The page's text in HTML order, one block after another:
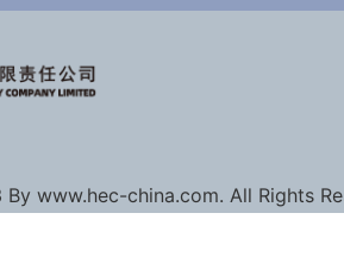
www.hec-china.com. All Rights